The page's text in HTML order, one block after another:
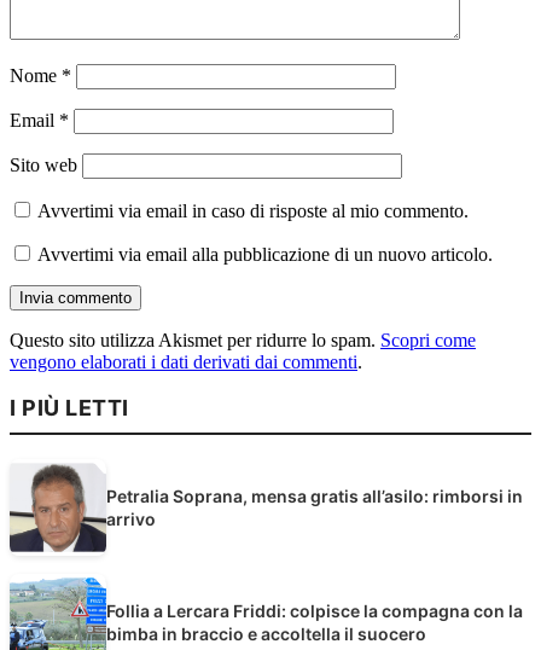
Nome *
Email *
Sito web
Avvertimi via email in caso di risposte al mio commento.
Avvertimi via email alla pubblicazione di un nuovo articolo.
Questo sito utilizza Akismet per ridurre lo spam. Scopri come
vengono elaborati i dati derivati dai commenti.
I PIÙ LETTI
Petralia Soprana, mensa gratis all’asilo: rimborsi in
arrivo
Follia a Lercara Friddi: colpisce la compagna con la
bimba in braccio e accoltella il suocero